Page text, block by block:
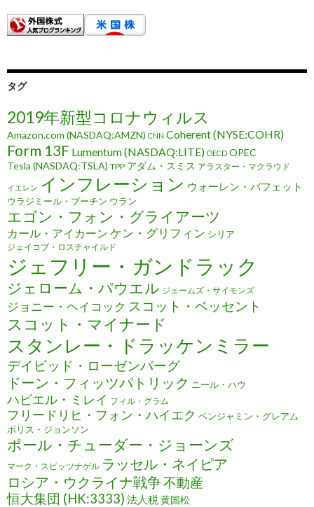
タグ
2019年新型コロナウィルス
Amazon.com (NASDAQ:AMZN) CNN Coherent (NYSE:COHR)
Form 13F Lumentum (NASDAQ:LITE) OECD OPEC
Tesla (NASDAQ:TSLA) TPP アダム・スミス アラスター・マクラウド
イエレン インフレーション ウォーレン・バフェット
ウラジミール・プーチン ウラン
エゴン・フォン・グライアーツ
カール・アイカーン ケン・グリフィン シリア
ジェイコブ・ロスチャイルド
ジェフリー・ガンドラック
ジェローム・パウエル ジェームズ・サイモンズ
ジョニー・ヘイコック スコット・ベッセント
スコット・マイナード
スタンレー・ドラッケンミラー
デイビッド・ローゼンバーグ
ドーン・フィッツパトリック ニール・ハウ
ハビエル・ミレイ フィル・グラム
フリードリヒ・フォン・ハイエク ベンジャミン・グレアム
ボリス・ジョンソン
ポール・チューダー・ジョーンズ
マーク・スピッツナゲル ラッセル・ネイピア
ロシア・ウクライナ戦争不動産
恒大集団 (HK:3333) 法人税黄国松